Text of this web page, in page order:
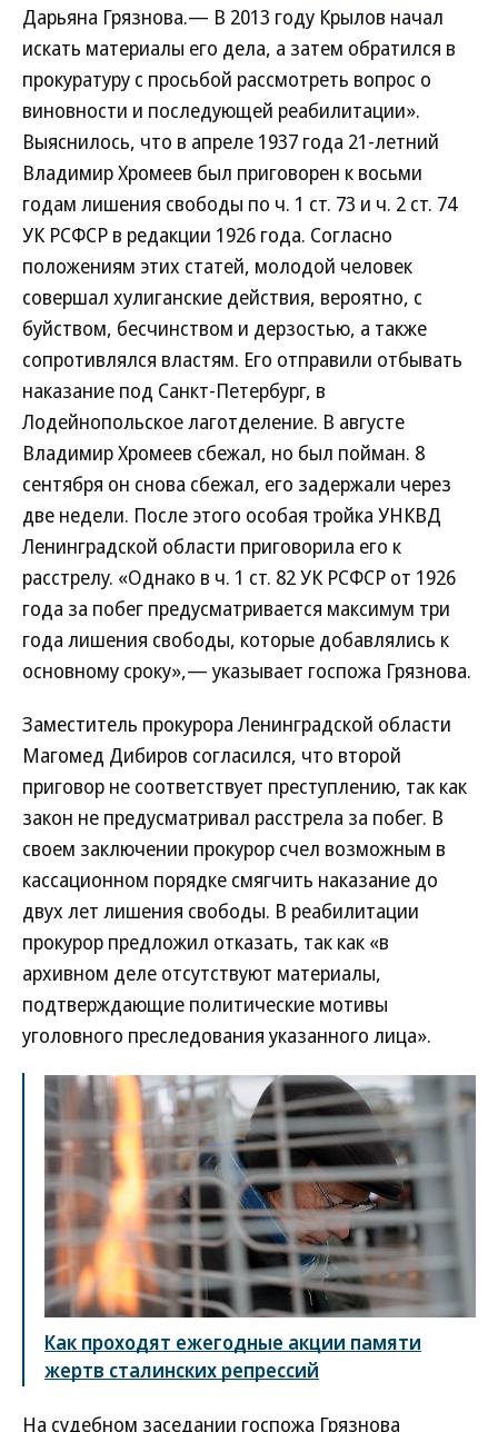
Дарьяна Грязнова.— В 2013 году Крылов начал
искать материалы его дела, а затем обратился в
прокуратуру с просьбой рассмотреть вопрос о
виновности и последующей реабилитации».
Выяснилось, что в апреле 1937 года 21-летний
Владимир Хромеев был приговорен к восьми
годам лишения свободы по ч. 1 ст. 73 и ч. 2 ст. 74
УК РСФСР в редакции 1926 года. Согласно
положениям этих статей, молодой человек
совершал хулиганские действия, вероятно, с
буйством, бесчинством и дерзостью, а также
сопротивлялся властям. Его отправили отбывать
наказание под Санкт-Петербург, в
Лодейнопольское лаготделение. В августе
Владимир Хромеев сбежал, но был пойман. 8
сентября он снова сбежал, его задержали через
две недели. После этого особая тройка УНКВД
Ленинградской области приговорила его к
расстрелу. «Однако в ч. 1 ст. 82 УК РСФСР от 1926
года за побег предусматривается максимум три
года лишения свободы, которые добавлялись к
основному сроку»,— указывает госпожа Грязнова.
Заместитель прокурора Ленинградской области
Магомед Дибиров согласился, что второй
приговор не соответствует преступлению, так как
закон не предусматривал расстрела за побег. В
своем заключении прокурор счел возможным в
кассационном порядке смягчить наказание до
двух лет лишения свободы. В реабилитации
прокурор предложил отказать, так как «в
архивном деле отсутствуют материалы,
подтверждающие политические мотивы
уголовного преследования указанного лица».
Как проходят ежегодные акции памяти
жертв сталинских репрессий
На судебном заседании госпожа Грязнова